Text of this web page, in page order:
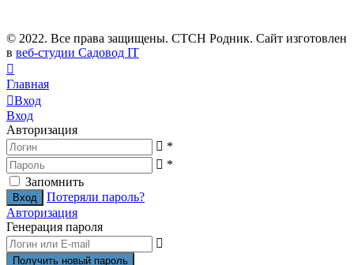
© 2022. Все права защищены. СТСН Родник. Сайт изготовлен
в веб-студии Садовод IT
Главная
Вход
Вход
Авторизация
*
*
Запомнить
Потеряли пароль?
Авторизация
Генерация пароля